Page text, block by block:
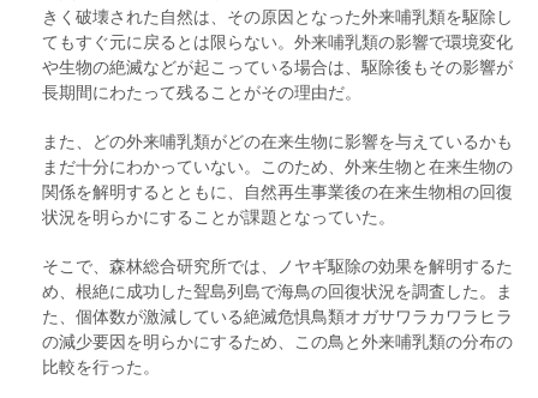
きく破壊された自然は、その原因となった外来哺乳類を駆除し
てもすぐ元に戻るとは限らない。外来哺乳類の影響で環境変化
や生物の絶滅などが起こっている場合は、駆除後もその影響が
長期間にわたって残ることがその理由だ。
また、どの外来哺乳類がどの在来生物に影響を与えているかも
まだ十分にわかっていない。このため、外来生物と在来生物の
関係を解明するとともに、自然再生事業後の在来生物相の回復
状況を明らかにすることが課題となっていた。
そこで、森林総合研究所では、ノヤギ駆除の効果を解明するた
め、根絶に成功した聟島列島で海鳥の回復状況を調査した。ま
た、個体数が激減している絶滅危惧鳥類オガサワラカワラヒラ
の減少要因を明らかにするため、この鳥と外来哺乳類の分布の
比較を行った。